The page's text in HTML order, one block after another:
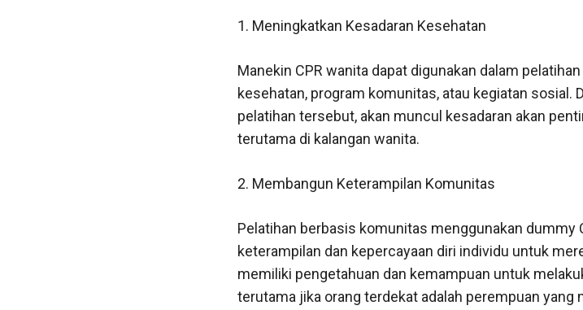
1. Meningkatkan Kesadaran Kesehatan
Manekin CPR wanita dapat digunakan dalam
kesehatan, program komunitas, atau kegiatan sosial.
pelatihan tersebut, akan muncul kesadaran akan
terutama di kalangan wanita.
2. Membangun Keterampilan Komunitas
Pelatihan berbasis komunitas menggunakan dummy
keterampilan dan kepercayaan diri individu untuk
memiliki pengetahuan dan kemampuan untuk
terutama jika orang terdekat adalah perempuan yang